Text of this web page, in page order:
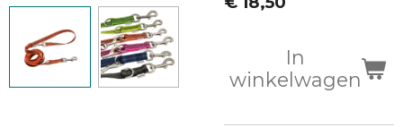
In
winkelwagen